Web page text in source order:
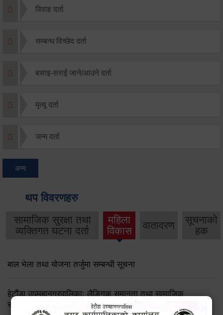
विवाह दर्ता
सम्बन्ध विच्छेद दर्ता
बसाइ-सराई जाने/आउने दर्ता
मृत्यू दर्ता
जन्म दर्ता
अन्य
थप विवरणहरु
सामाजिक सुरक्षा तथा
व्यक्तिगत घटना दर्ता
महिला
विकास
वातावरण
सूचनाको
हक
बाल भेला तथा योजना तर्जुमा सम्बन्धी सूचना
हेटौंडा उपमहानगरपालिका: लैङ्गिक समानता तथा सामाजिक
समावेशीकरण परीक्षण प्रतिवेदन २०८२